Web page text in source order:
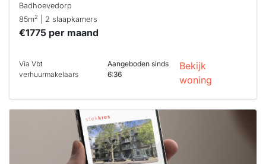
Badhoevedorp
85m2 | 2 slaapkamers
€1775 per maand
Via Vbt
verhuurmakelaars
Aangeboden sinds
6:36
Bekijk
woning